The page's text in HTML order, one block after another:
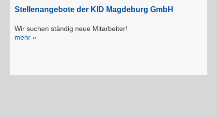
Stellenangebote der KID Magdeburg GmbH
Wir suchen ständig neue Mitarbeiter!
mehr »